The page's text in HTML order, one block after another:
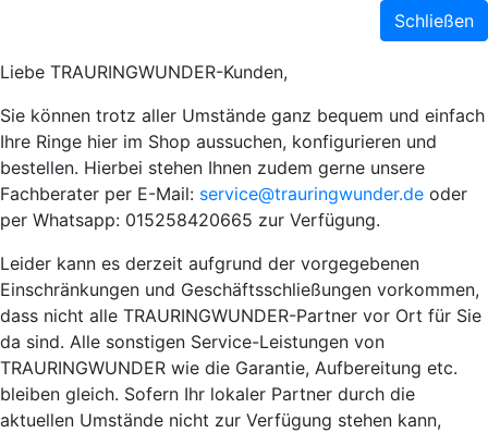
Schließen
Liebe TRAURINGWUNDER-Kunden,
Sie können trotz aller Umstände ganz bequem und einfach
Ihre Ringe hier im Shop aussuchen, konfigurieren und
bestellen. Hierbei stehen Ihnen zudem gerne unsere
Fachberater per E-Mail: service@trauringwunder.de oder
per Whatsapp: 015258420665 zur Verfügung.
Leider kann es derzeit aufgrund der vorgegebenen
Einschränkungen und Geschäftsschließungen vorkommen,
dass nicht alle TRAURINGWUNDER-Partner vor Ort für Sie
da sind. Alle sonstigen Service-Leistungen von
TRAURINGWUNDER wie die Garantie, Aufbereitung etc.
bleiben gleich. Sofern Ihr lokaler Partner durch die
aktuellen Umstände nicht zur Verfügung stehen kann,